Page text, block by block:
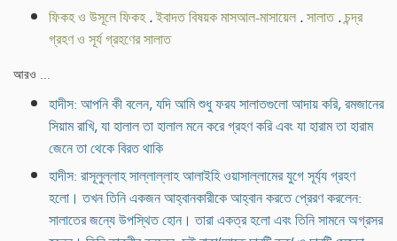
ফিকহ ও উসূলে ফিকহ.ইবাদত বিষয়ক মাসআল-মাসায়েল.সালাত.চন্দ্র
গ্রহণ ও সূর্য গ্রহণের সালাত
আরও ...
হাদীস: আপনি কী বলেন, যদি আমি শুধু ফরয সালাতগুলো আদায় করি, রমজানের
সিয়াম রাখি, যা হালাল তা হালাল মনে করে গ্রহণ করি এবং যা হারাম তা হারাম
জেনে তা থেকে বিরত থাকি
হাদীস: রাসূলুল্লাহ সাল্লাল্লাহ আলাইহি ওয়াসাল্লামের যুগে সূর্য্য গ্রহণ
হলো। তখন তিনি একজন আহ্বানকারীকে আহ্বান করতে প্রেরণ করলেন:
সালাতের জন্যে উপস্থিত হোন। তারা একত্র হলো এবং তিনি সামনে অগ্রসর